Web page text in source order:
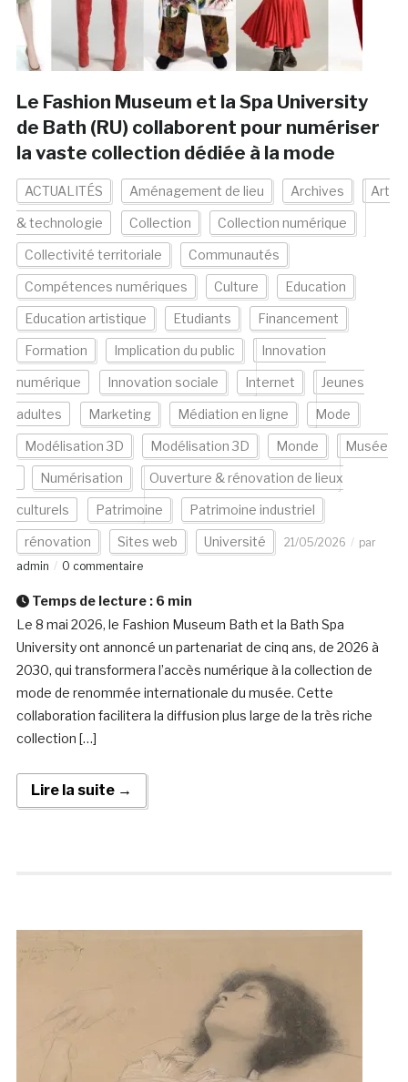
Le Fashion Museum et la Spa University
de Bath (RU) collaborent pour numériser
la vaste collection dédiée à la mode
ACTUALITÉS Aménagement de lieu Archives Art
& technologie Collection Collection numérique
Collectivité territoriale Communautés
Compétences numériques Culture Education
Education artistique Etudiants Financement
Formation Implication du public Innovation
numérique Innovation sociale Internet Jeunes
adultes Marketing Médiation en ligne Mode
Modélisation 3D Modélisation 3D Monde Musée
Numérisation Ouverture & rénovation de lieux
culturels Patrimoine Patrimoine industriel
rénovation Sites web Université 21/05/2026
par
admin
0 commentaire
Temps de lecture : 6 min
Le 8 mai 2026, le Fashion Museum Bath et la Bath Spa
University ont annoncé un partenariat de cinq ans, de 2026 à
2030, qui transformera l’accès numérique à la collection de
mode de renommée internationale du musée. Cette
collaboration facilitera la diffusion plus large de la très riche
collection […]
Lire la suite →